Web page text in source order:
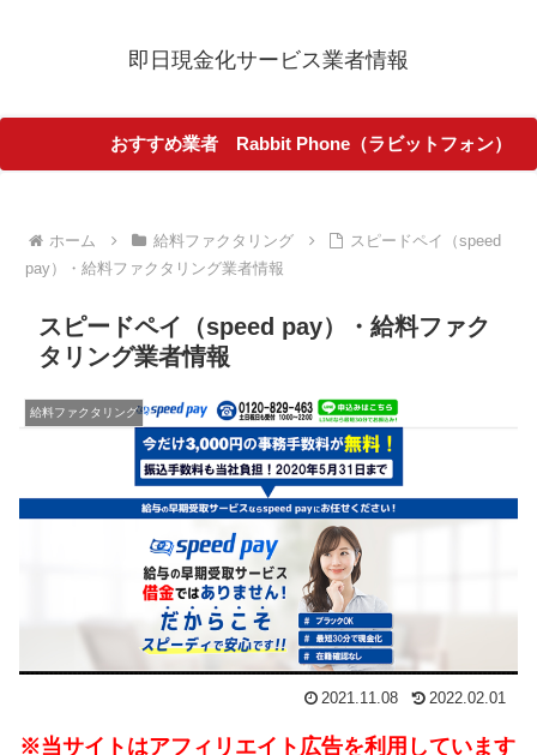
即日現金化サービス業者情報
おすすめ業者 Rabbit Phone（ラビットフォン）
ホーム 給料ファクタリング
スピードペイ（speed
pay）・給料ファクタリング業者情報
スピードペイ（speed pay）・給料ファク
タリング業者情報
給料ファクタリング
2021.11.08 2022.02.01
※当サイトはアフィリエイト広告を利用しています